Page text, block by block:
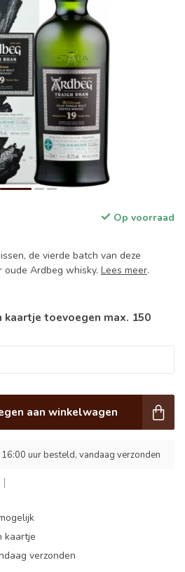
Op voorraad
de vierde batch van deze
Ardbeg whisky. Lees meer.
kaartje toevoegen max. 150
aan winkelwagen
uur besteld, vandaag verzonden
kaartje
verzonden